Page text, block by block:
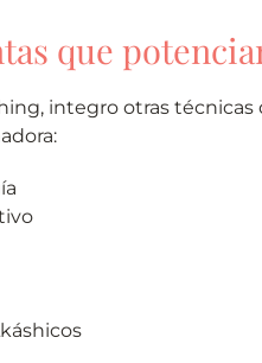
que
integro otras